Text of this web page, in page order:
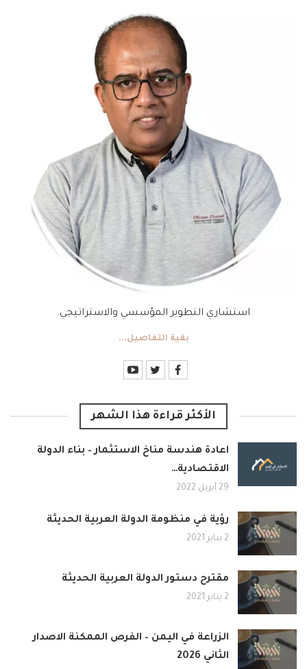
استشاري التطوير المؤسسي والاستراتيجي.
بقية التفاصيل...
الأكثر قراءة هذا الشهر
اعادة هندسة مناخ الاستثمار – بناء الدولة
الاقتصادية…
29 أبريل 2022
رؤية في منظومة الدولة العربية الحديثة
2 يناير 2021
مقترح دستور الدولة العربية الحديثة
2 يناير 2021
الزراعة في اليمن – الفرص الممكنة الاصدار
الثاني 2026